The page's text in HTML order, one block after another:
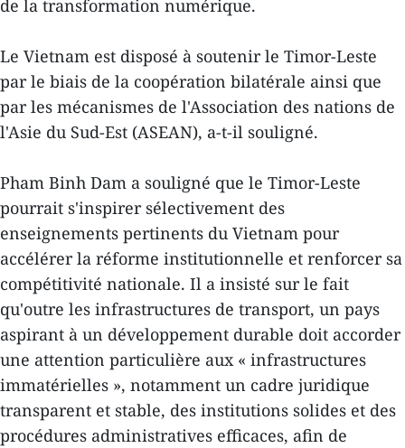
de la transformation numérique.
Le Vietnam est disposé à soutenir le Timor-Leste
par le biais de la coopération bilatérale ainsi que
par les mécanismes de l'Association des nations de
l'Asie du Sud-Est (ASEAN), a-t-il souligné.
Pham Binh Dam a souligné que le Timor-Leste
pourrait s'inspirer sélectivement des
enseignements pertinents du Vietnam pour
accélérer la réforme institutionnelle et renforcer sa
compétitivité nationale. Il a insisté sur le fait
qu'outre les infrastructures de transport, un pays
aspirant à un développement durable doit accorder
une attention particulière aux « infrastructures
immatérielles », notamment un cadre juridique
transparent et stable, des institutions solides et des
procédures administratives efficaces, afin de